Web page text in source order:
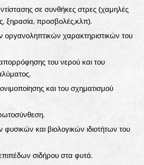
σε συνθήκες στρες (χαμηλές
ξηρασία, προσβολές,κλπ).
οργανοληπτικών χαρακτηριστικών του
του νερού και του
και του σχηματισμού
φυσικών και βιολογικών ιδιοτήτων του
σιδήρου στα φυτά.